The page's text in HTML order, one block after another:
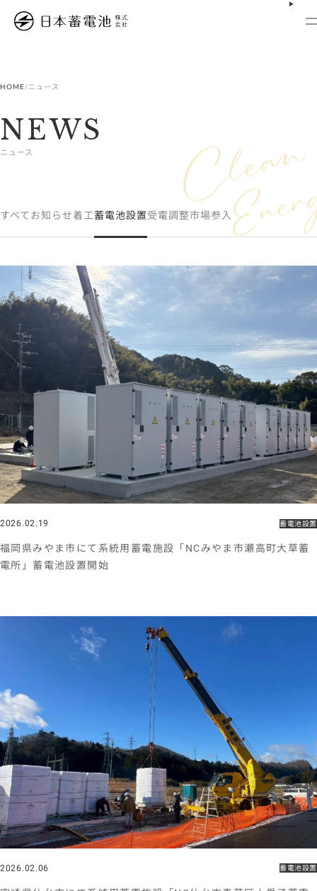
HOME/ニュース
NEWS
ニュース
すべてお知らせ着工蓄電池設置受電調整市場参入
2026.02.19 蓄電池設置
福岡県みやま市にて系統用蓄電施設「NCみやま市瀬高町大草蓄
電所」蓄電池設置開始
2026.02.06 蓄電池設置